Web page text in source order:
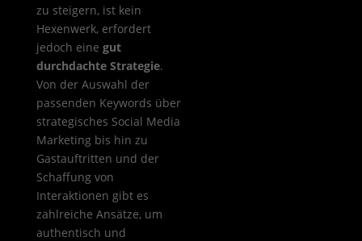
zu steigern, ist kein
Hexenwerk, erfordert
jedoch eine gut
durchdachte Strategie.
Von der Auswahl der
passenden Keywords über
strategisches Social Media
Marketing bis hin zu
Gastauftritten und der
Schaffung von
Interaktionen gibt es
zahlreiche Ansätze, um
authentisch und